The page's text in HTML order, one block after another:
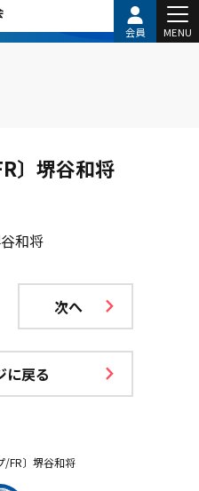
会員 MENU
〕堺谷和将
次へ
に戻る
/FR〕堺谷和将